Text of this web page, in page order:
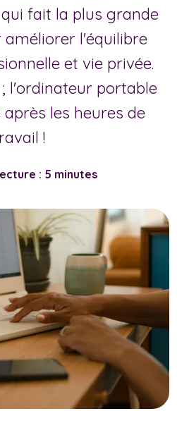
fait la plus grande
l'équilibre
et vie privée.
l'ordinateur portable
les heures de
!
: 5 minutes